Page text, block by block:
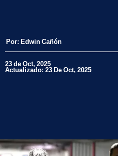
Por: Edwin Cañón
23 de Oct, 2025
Actualizado: 23 De Oct, 2025